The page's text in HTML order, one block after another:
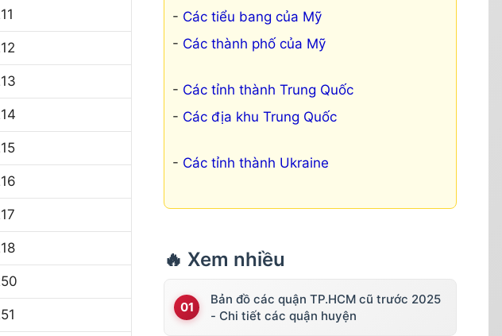
Các tiểu bang của Mỹ
Các thành phố của Mỹ
Các tỉnh thành Trung Quốc
Các địa khu Trung Quốc
Các tỉnh thành Ukraine
🔥 Xem nhiều
Bản đồ các quận TP.HCM cũ trước 2025
- Chi tiết các quận huyện